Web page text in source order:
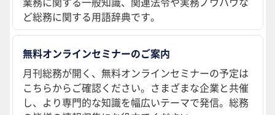
ど総務に関する用語辞典です。
無料オンラインセミナーのご案内
月刊総務が開く、無料オンラインセミナーの予定は
こちらからご確認ください。さまざまな企業と共催
し、より専門的な知識を幅広いテーマで発信。総務